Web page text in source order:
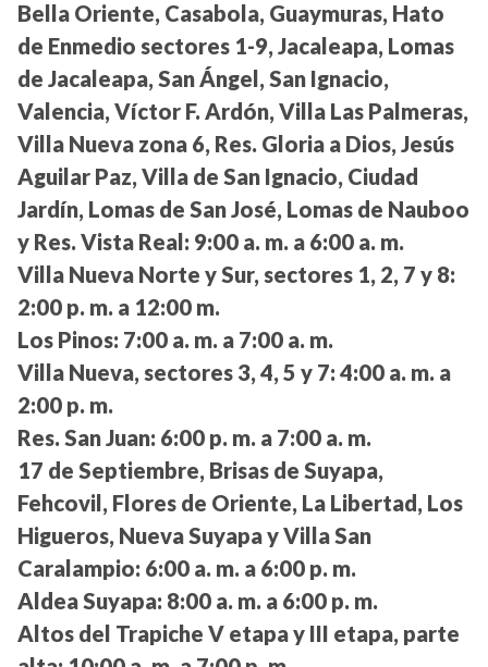
Bella Oriente, Casabola, Guaymuras, Hato
de Enmedio sectores 1-9, Jacaleapa, Lomas
de Jacaleapa, San Ángel, San Ignacio,
Valencia, Víctor F. Ardón, Villa Las Palmeras,
Villa Nueva zona 6, Res. Gloria a Dios, Jesús
Aguilar Paz, Villa de San Ignacio, Ciudad
Jardín, Lomas de San José, Lomas de Nauboo
y Res. Vista Real: 9:00 a. m. a 6:00 a. m.
Villa Nueva Norte y Sur, sectores 1, 2, 7 y 8:
2:00 p. m. a 12:00 m.
Los Pinos: 7:00 a. m. a 7:00 a. m.
Villa Nueva, sectores 3, 4, 5 y 7: 4:00 a. m. a
2:00 p. m.
Res. San Juan: 6:00 p. m. a 7:00 a. m.
17 de Septiembre, Brisas de Suyapa,
Fehcovil, Flores de Oriente, La Libertad, Los
Higueros, Nueva Suyapa y Villa San
Caralampio: 6:00 a. m. a 6:00 p. m.
Aldea Suyapa: 8:00 a. m. a 6:00 p. m.
Altos del Trapiche V etapa y III etapa, parte